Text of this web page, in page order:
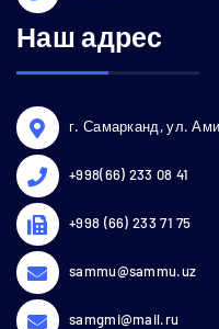
Наш адрес
г. Самарканд, ул.
+998(66) 233 08 41
+998 (66) 233 71 75
sammu@sammu.uz
samgmi@mail.ru